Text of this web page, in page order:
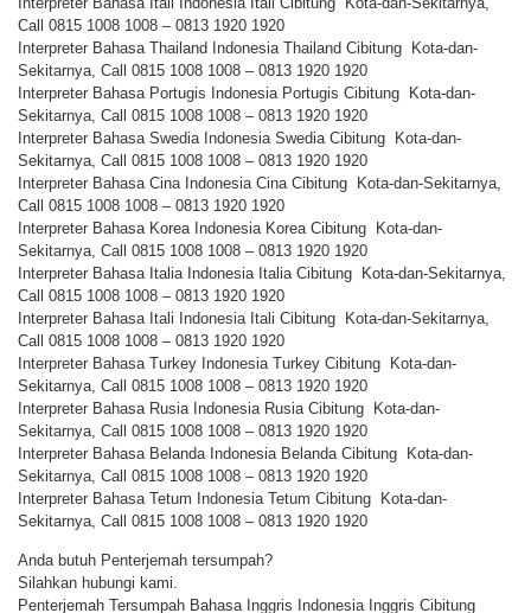
Call 0815 1008 1008 – 0813 1920 1920
Interpreter Bahasa Thailand Indonesia Thailand Cibitung Kota-dan-
Sekitarnya, Call 0815 1008 1008 – 0813 1920 1920
Interpreter Bahasa Portugis Indonesia Portugis Cibitung Kota-dan-
Sekitarnya, Call 0815 1008 1008 – 0813 1920 1920
Interpreter Bahasa Swedia Indonesia Swedia Cibitung Kota-dan-
Sekitarnya, Call 0815 1008 1008 – 0813 1920 1920
Interpreter Bahasa Cina Indonesia Cina Cibitung Kota-dan-Sekitarnya,
Call 0815 1008 1008 – 0813 1920 1920
Interpreter Bahasa Korea Indonesia Korea Cibitung Kota-dan-
Sekitarnya, Call 0815 1008 1008 – 0813 1920 1920
Interpreter Bahasa Italia Indonesia Italia Cibitung Kota-dan-Sekitarnya,
Call 0815 1008 1008 – 0813 1920 1920
Interpreter Bahasa Itali Indonesia Itali Cibitung Kota-dan-Sekitarnya,
Call 0815 1008 1008 – 0813 1920 1920
Interpreter Bahasa Turkey Indonesia Turkey Cibitung Kota-dan-
Sekitarnya, Call 0815 1008 1008 – 0813 1920 1920
Interpreter Bahasa Rusia Indonesia Rusia Cibitung Kota-dan-
Sekitarnya, Call 0815 1008 1008 – 0813 1920 1920
Interpreter Bahasa Belanda Indonesia Belanda Cibitung Kota-dan-
Sekitarnya, Call 0815 1008 1008 – 0813 1920 1920
Interpreter Bahasa Tetum Indonesia Tetum Cibitung Kota-dan-
Sekitarnya, Call 0815 1008 1008 – 0813 1920 1920
Anda butuh Penterjemah tersumpah?
Silahkan hubungi kami.
Penterjemah Tersumpah Bahasa Inggris Indonesia Inggris Cibitung